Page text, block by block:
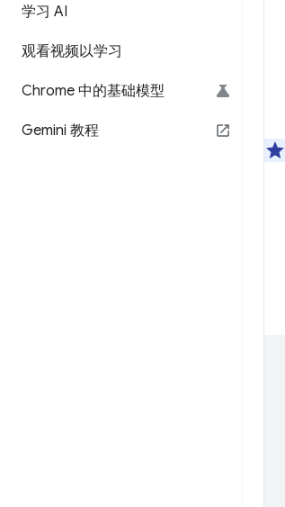
学习 AI
观看视频以学习
Chrome 中的基础模型
Gemini 教程